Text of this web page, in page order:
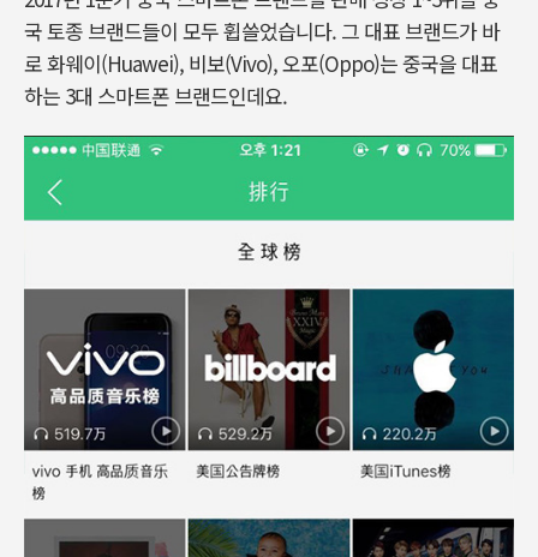
국 토종 브랜드들이 모두 휩쓸었습니다. 그 대표 브랜드가 바
로 화웨이(Huawei), 비보(Vivo), 오포(Oppo)는 중국을 대표
하는 3대 스마트폰 브랜드인데요.